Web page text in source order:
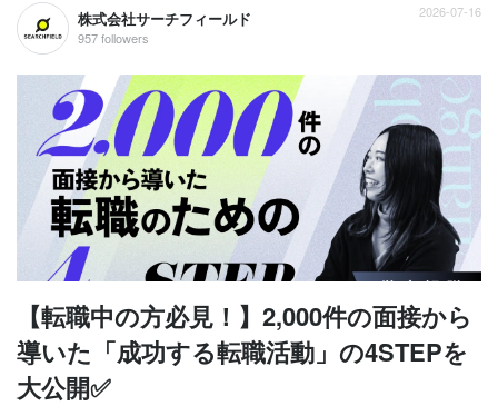
株式会社サーチフィールド
957 followers
2026-07-16
【転職中の方必見！】2,000件の面接から
導いた「成功する転職活動」の4STEPを
大公開✅